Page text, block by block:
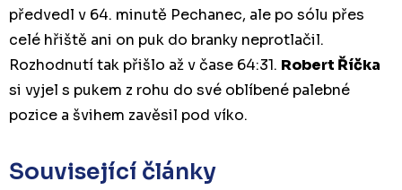
předvedl v 64. minutě Pechanec, ale po sólu přes
celé hřiště ani on puk do branky neprotlačil.
Rozhodnutí tak přišlo až v čase 64:31. Robert Říčka
si vyjel s pukem z rohu do své oblíbené palebné
pozice a švihem zavěsil pod víko.
Související články